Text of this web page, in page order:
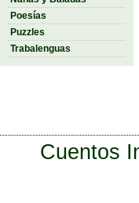
Poesías
Puzzles
Trabalenguas
Cuentos